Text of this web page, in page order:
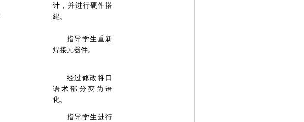
计，并进行硬件搭
建。
指导学生重新
焊接元器件。
经过修改将口
语术部分变为语
化。
指导学生进行